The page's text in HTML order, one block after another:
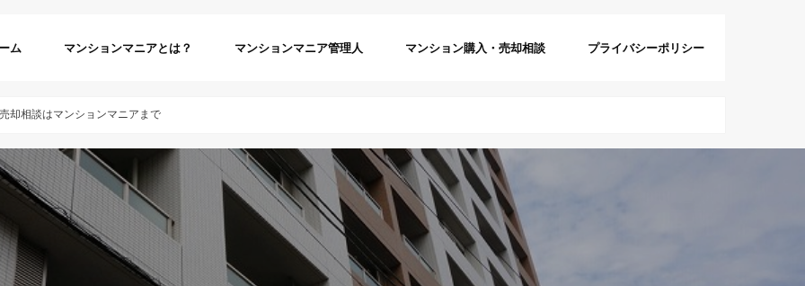
ム マンションマニアとは？ マンションマニア管理人 マンション購入・売却相談 プライバシーポリシー
却相談はマンションマニアまで